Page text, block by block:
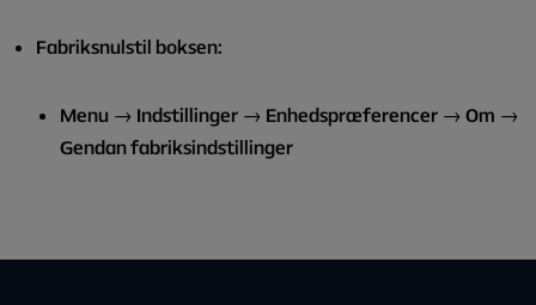
Fabriksnulstil boksen:
Menu → Indstillinger → Enhedspræferencer → Om →
Gendan fabriksindstillinger